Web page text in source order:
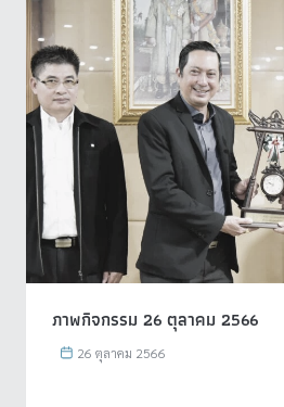
ภาพกิจกรรม 26 ตุลาคม 2566
26 ตุลาคม 2566